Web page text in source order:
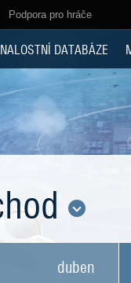
Podpora pro hráče
DATABÁZE
duben